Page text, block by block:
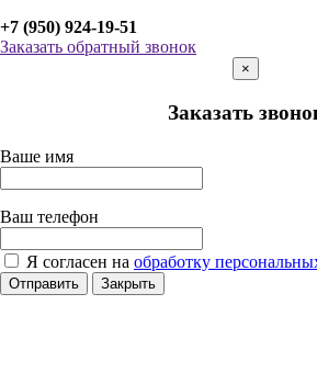
+7 (950) 924-19-51
Заказать обратный звонок
×
Заказать
Ваше имя
Ваш телефон
Я согласен на обработку
Отправить Закрыть